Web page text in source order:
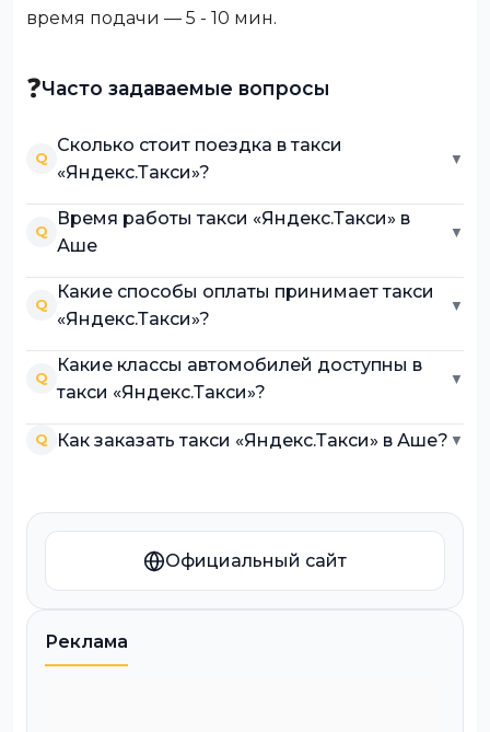
время подачи — 5 - 10 мин.
❓Часто задаваемые вопросы
Q
Сколько стоит поездка в такси
«Яндекс.Такси»?
▼
Q
Время работы такси «Яндекс.Такси» в
Аше
▼
Q
Какие способы оплаты принимает такси
«Яндекс.Такси»?
▼
Q
Какие классы автомобилей доступны в
такси «Яндекс.Такси»?
▼
Q Как заказать такси «Яндекс.Такси» в Аше? ▼
Официальный сайт
Реклама